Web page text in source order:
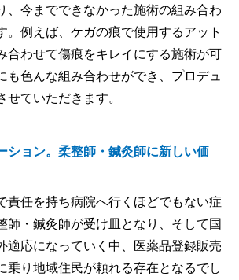
、今までできなかった施術の組み合わ
。例えば、ケガの痕で使用するアット
合わせて傷痕をキレイにする施術が可
も色んな組み合わせができ、プロデュ
ていただきます。
ョン。柔整師・鍼灸師に新しい価
責任を持ち病院へ行くほどでもない症
師・鍼灸師が受け皿となり、そして国
適応になっていく中、医薬品登録販売
乗り地域住民が頼れる存在となるでし